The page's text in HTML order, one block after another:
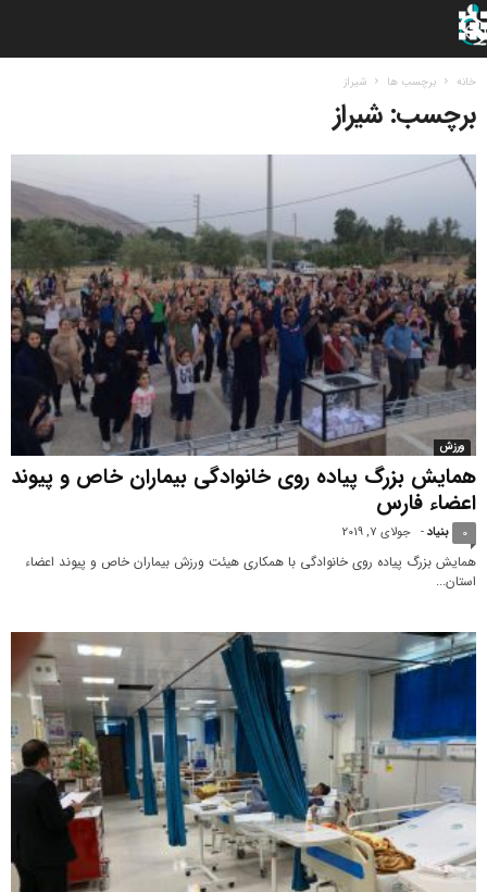
خانه برچسب ها شیراز
برچسب: شیراز
ورزش
همایش بزرگ پیاده روی خانوادگی بیماران خاص و پیوند
اعضاء فارس
بنیاد- جولای 7, 2019 0
همایش بزرگ پیاده روی خانوادگی با همکاری هیئت ورزش بیماران خاص و پیوند اعضاء
استان...